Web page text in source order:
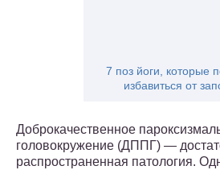
7 поз йоги, которые
избавиться от
Доброкачественное
головокружение (ДППГ) —
распространенная патология.